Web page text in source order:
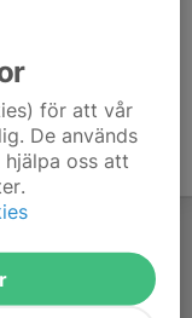
för att vår
De används
oss att